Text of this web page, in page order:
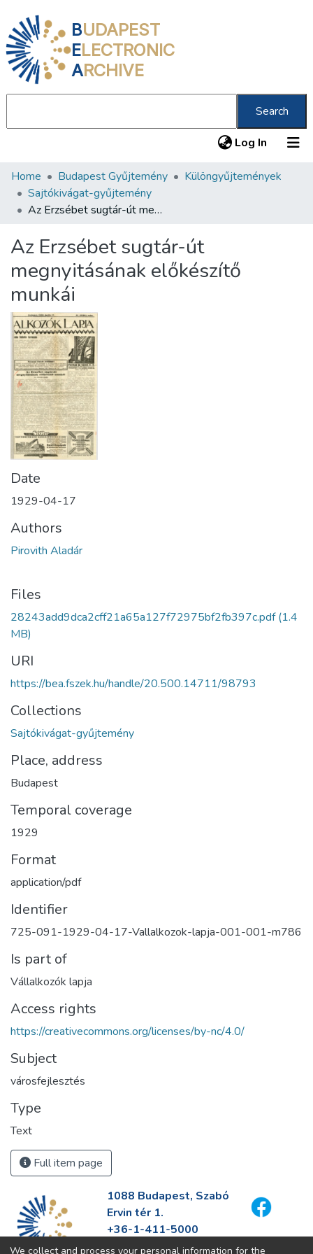
BUDAPEST
ELECTRONIC
ARCHIVE
Search
Log In (current)
Communities & Collections
All of DSpace
Home Budapest Gyűjtemény
Különgyűjtemények
Sajtókivágat-gyűjtemény
Az Erzsébet sugtár-út megnyitásának előkészítő munkái
Az Erzsébet sugtár-út
megnyitásának előkészítő
munkái
Date
1929-04-17
Authors
Pirovith Aladár
Files
28243add9dca2cff21a65a127f72975bf2fb397c.pdf(1.4
MB)
URI
https://bea.fszek.hu/handle/20.500.14711/98793
Collections
Sajtókivágat-gyűjtemény
Place, address
Budapest
Temporal coverage
1929
Format
application/pdf
Identifier
725-091-1929-04-17-Vallalkozok-lapja-001-001-m786
Is part of
Vállalkozók lapja
Access rights
https://creativecommons.org/licenses/by-nc/4.0/
Subject
városfejlesztés
Type
Text
Full item page
1088 Budapest, Szabó
Ervin tér 1.
+36-1-411-5000
info@fszek.hu
We collect and process your personal information for the